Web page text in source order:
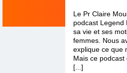
Le Pr Claire
podcast Legend
sa vie et ses
femmes. Nous
explique ce que
Mais ce
[...]